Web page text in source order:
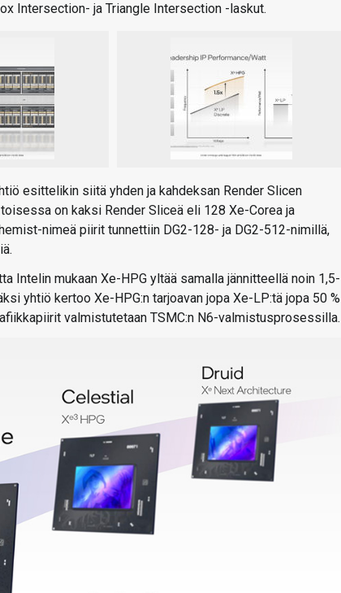
Intersection- ja Triangle Intersection -laskut.
esittelikin siitä yhden ja kahdeksan Render Slicen
on kaksi Render Sliceä eli 128 Xe-Corea ja
nimeä piirit tunnettiin DG2-128- ja DG2-512-nimillä,
Intelin mukaan Xe-HPG yltää samalla jännitteellä noin 1,5-
yhtiö kertoo Xe-HPG:n tarjoavan jopa Xe-LP:tä jopa 50 %
valmistutetaan TSMC:n N6-valmistusprosessilla.